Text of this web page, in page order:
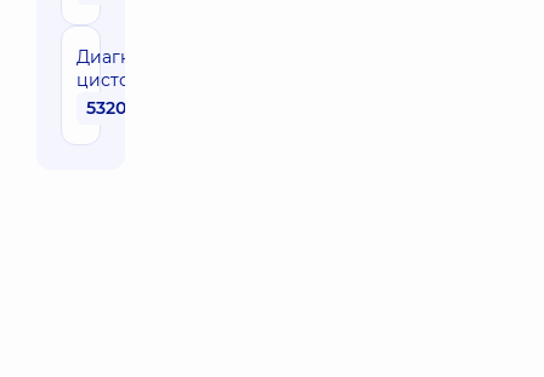
Диагностическая
цистоскопия
5320 грн